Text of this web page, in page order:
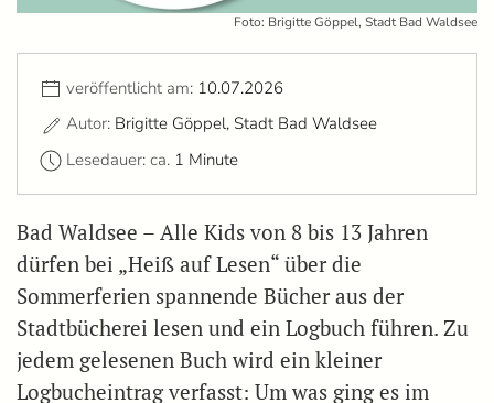
Foto: Brigitte Göppel, Stadt Bad Waldsee
veröffentlicht am: 10.07.2026
Autor: Brigitte Göppel, Stadt Bad Waldsee
Lesedauer: ca. 1 Minute
Bad Waldsee – Alle Kids von 8 bis 13 Jahren
dürfen bei „Heiß auf Lesen“ über die
Sommerferien spannende Bücher aus der
Stadtbücherei lesen und ein Logbuch führen. Zu
jedem gelesenen Buch wird ein kleiner
Logbucheintrag verfasst: Um was ging es im